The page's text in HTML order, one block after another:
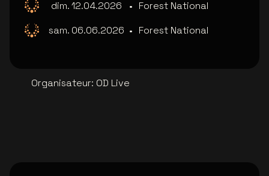
dim. 12.04.2026 • Forest National
sam. 06.06.2026 • Forest National
Organisateur: OD Live